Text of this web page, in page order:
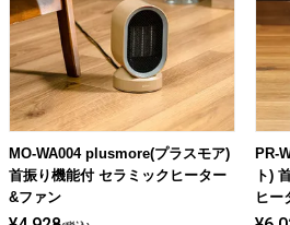
ビューティー
デジタル雑貨
ライト・シーリングファン
MO-WA004 plusmore(プラスモア)
首振り機能付 セラミックヒーター
&ファン
PR-
ト)
ヒー